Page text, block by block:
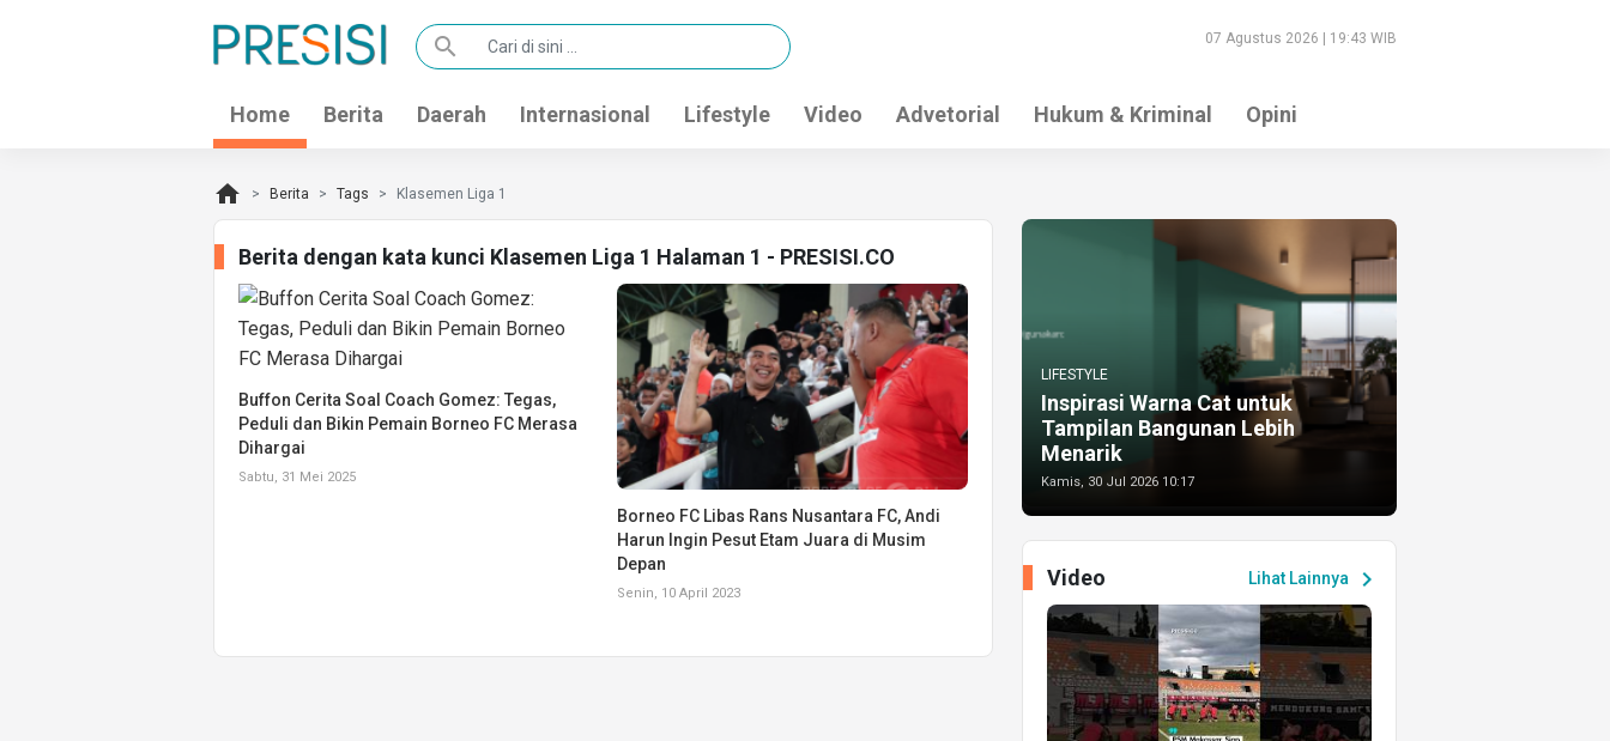
search 07 Agustus 2026 | 19:43 WIB
Home Berita Daerah Internasional Lifestyle Video Advetorial Hukum & Kriminal Opini
home Berita Tags Klasemen Liga 1
Berita dengan kata kunci Klasemen Liga 1 Halaman 1 - PRESISI.CO
Buffon Cerita Soal Coach Gomez: Tegas,
Peduli dan Bikin Pemain Borneo FC Merasa
Dihargai
Sabtu, 31 Mei 2025
Borneo FC Libas Rans Nusantara FC, Andi
Harun Ingin Pesut Etam Juara di Musim
Depan
Senin, 10 April 2023
LIFESTYLE
Inspirasi Warna Cat untuk
Tampilan Bangunan Lebih
Menarik
Kamis, 30 Jul 2026 10:17
Lihat Lainnya chevron_right
Video